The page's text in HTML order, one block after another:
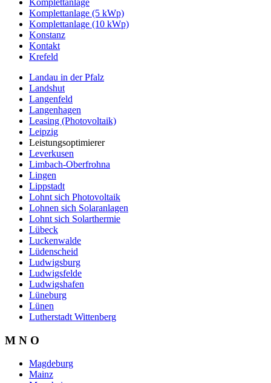
Komplettanlage (5 kWp)
Komplettanlage (10 kWp)
Konstanz
Kontakt
Krefeld
Landau in der Pfalz
Landshut
Langenfeld
Langenhagen
Leasing (Photovoltaik)
Leipzig
Leistungsoptimierer
Leverkusen
Limbach-Oberfrohna
Lingen
Lippstadt
Lohnt sich Photovoltaik
Lohnen sich Solaranlagen
Lohnt sich Solarthermie
Lübeck
Luckenwalde
Lüdenscheid
Ludwigsburg
Ludwigsfelde
Ludwigshafen
Lüneburg
Lünen
Lutherstadt Wittenberg
M N O
Magdeburg
Mainz